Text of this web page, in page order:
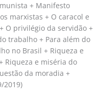
+ Manifesto
marxistas + O caracol e
O privilégio da servidão +
trabalho + Para além do
no Brasil + Riqueza e
Riqueza e miséria do
da moradia +
2019)